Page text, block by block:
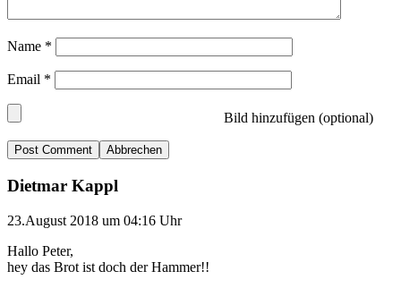
Name *
Email *
Bild hinzufügen (optional)
Abbrechen
Dietmar Kappl
23.August 2018 um 04:16 Uhr
Hallo Peter,
hey das Brot ist doch der Hammer!!